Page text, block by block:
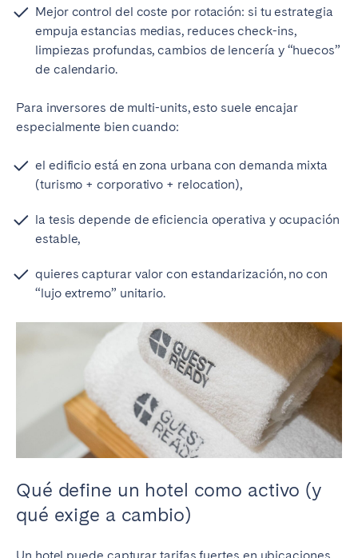
Mejor control del coste por rotación: si tu estrategia
empuja estancias medias, reduces check-ins,
limpiezas profundas, cambios de lencería y “huecos”
de calendario.
Para inversores de multi-units, esto suele encajar
especialmente bien cuando:
el edificio está en zona urbana con demanda mixta
(turismo + corporativo + relocation),
la tesis depende de eficiencia operativa y ocupación
estable,
quieres capturar valor con estandarización, no con
“lujo extremo” unitario.
Qué define un hotel como activo (y
qué exige a cambio)